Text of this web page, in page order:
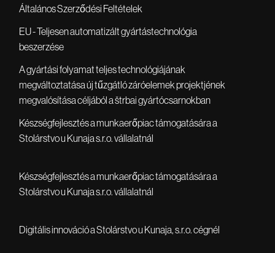
Általános Szerződési Feltételek
EU - Teljesen automatizált gyártástechnológia
beszerzése
A gyártási folyamat teljes technológiájának
megváltoztatása új tűzgátló záróelemek projektjének
megvalósítása céljából a štrbai gyártócsarnokban
Készségfejlesztés a munkaerőpiac támogatására a
Stolárstvo u Kunaja s.r.o. vállalatnál
Készségfejlesztés a munkaerőpiac támogatására a
Stolárstvo u Kunaja s.r.o. vállalatnál
Digitális innováció a Stolárstvo u Kunaja, s.r.o. cégnél